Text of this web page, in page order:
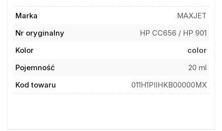
Marka
MAXJET
Nr oryginalny
HP CC656 / HP 901
Kolor
color
Pojemność
20 ml
Kod towaru
011H1PIIHKB00000MX